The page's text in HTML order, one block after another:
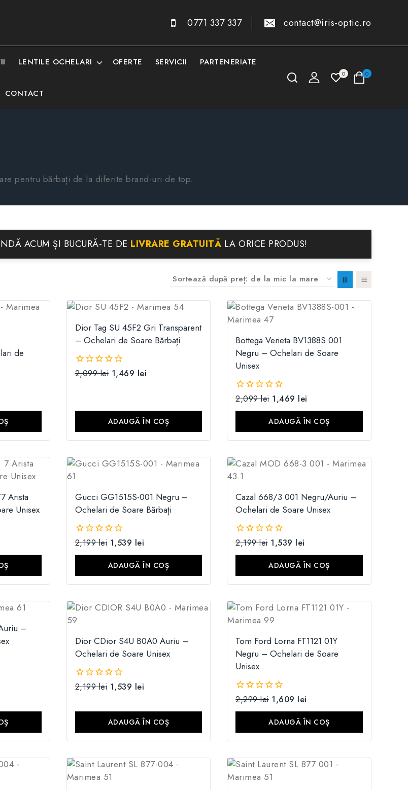
0771 337 337 contact@iris-optic.ro
LENTILE OCHELARI OFERTE SERVICII PARTENERIATE
CONTACT
0 0
pentru bărbați de la diferite brand-uri de top.
ACUM ȘI BUCURĂ-TE DE LIVRARE GRATUITĂ LA ORICE PRODUS!
de
Dior Tag SU 45F2 Gri Transparent
– Ochelari de Soare Bărbați
0
2,099lei 1,469 lei
ADAUGĂ ÎN COȘ
Bottega Veneta BV1388S 001
Negru – Ochelari de Soare
Unisex
0
2,099lei 1,469 lei
ADAUGĂ ÎN COȘ
Arista
Unisex
Gucci GG1515S-001 Negru –
Ochelari de Soare Bărbați
0
2,199lei 1,539 lei
ADAUGĂ ÎN COȘ
Cazal 668/3 001 Negru/Auriu –
Ochelari de Soare Unisex
0
2,199lei 1,539 lei
ADAUGĂ ÎN COȘ
–
Dior CDior S4U B0A0 Auriu –
Ochelari de Soare Unisex
0
2,199lei 1,539 lei
ADAUGĂ ÎN COȘ
Tom Ford Lorna FT1121 01Y
Negru – Ochelari de Soare
Unisex
0
2,299lei 1,609 lei
ADAUGĂ ÎN COȘ